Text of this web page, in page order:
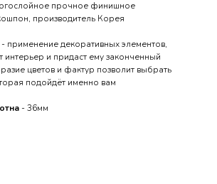
прочное финишное
производитель Корея
- применение декоративных элементов,
интерьер и придаст ему законченный
цветов и фактур позволит выбрать
подойдёт именно вам
- 36мм